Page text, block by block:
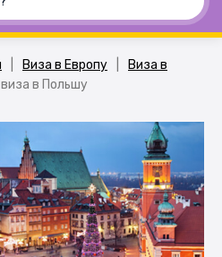
Виза в Европу
Виза в
в Польшу